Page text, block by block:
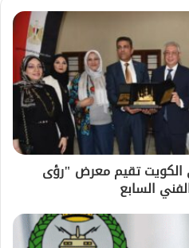
الكويت تقيم معرض "رؤى
السابع